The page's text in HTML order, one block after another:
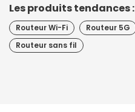
Les produits tendances :
Routeur Wi-Fi Routeur 5G
Routeur sans fil